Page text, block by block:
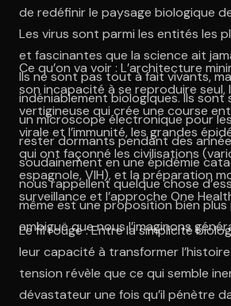
de redéfinir le paysage biologique
Les virus sont parmi les entités les
et fascinantes que la science ait
Ils ne sont pas tout à fait vivants,
indéniablement biologiques. Ils sont
un microscope électronique pour
rester dormants pendant des
soudainement en une épidémie
nous rappellent quelque chose
même est une proposition bien
ambiguë que nous l’imaginons
Ce qu’on va voir : L’architecture
son incapacité à se reproduire seul,
vertigineuse qui crée une course
virale et l’immunité, les grandes
qui ont façonné les civilisations
espagnole, VIH), et la préparation
surveillance et l’approche One
Le fil rouge : Entre la simplicité
leur capacité à transformer l’histoire
tension révèle que ce qui semble
dévastateur une fois qu’il pénètre